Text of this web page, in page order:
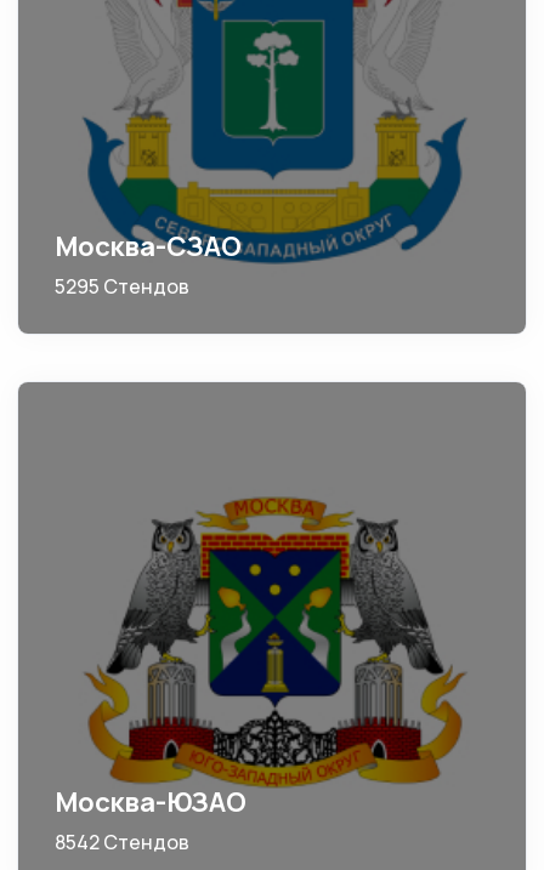
Москва-СЗАО
5295 Стендов
Москва-ЮЗАО
8542 Стендов